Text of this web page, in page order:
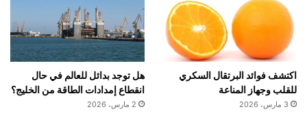
اكتشف فوائد البرتقال السكري
للقلب وجهاز المناعة
3 مارس، 2026
هل توجد بدائل للعالم في حال
انقطاع إمدادات الطاقة من الخليج؟
2 مارس، 2026